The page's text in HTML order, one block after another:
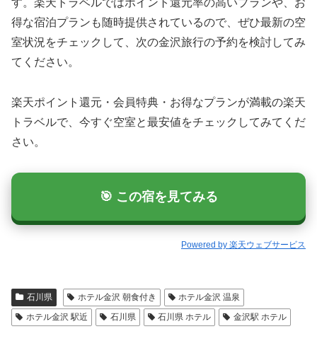
す。楽天トラベルではポイント還元率の高いプランや、お
得な宿泊プランも随時提供されているので、ぜひ最新の空
室状況をチェックして、次の金沢旅行の予約を検討してみ
てください。
楽天ポイント還元・会員特典・お得なプランが満載の楽天
トラベルで、今すぐ空室と最安値をチェックしてみてくだ
さい。
🎯 この宿を見てみる
Powered by 楽天ウェブサービス
石川県 ホテル金沢 朝食付き
ホテル金沢 温泉
ホテル金沢 駅近
石川県 石川県 ホテル 金沢駅 ホテル